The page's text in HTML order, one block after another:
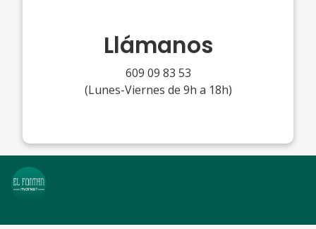
Llámanos
609 09 83 53
(Lunes-Viernes de 9h a 18h)